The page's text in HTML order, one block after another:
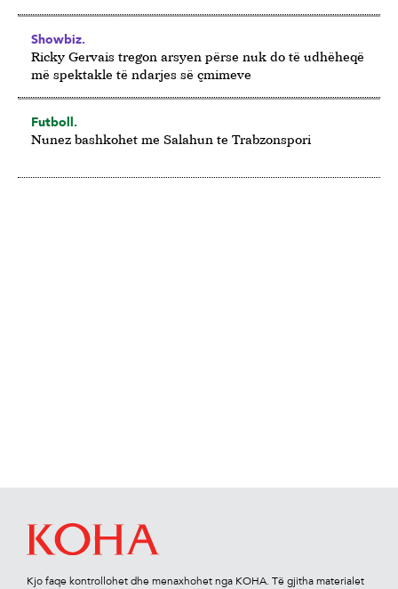
Showbiz.
Ricky Gervais tregon arsyen përse nuk do të udhëheqë
më spektakle të ndarjes së çmimeve
Futboll.
Nunez bashkohet me Salahun te Trabzonspori
Kjo faqe kontrollohet dhe menaxhohet nga KOHA. Të gjitha materialet